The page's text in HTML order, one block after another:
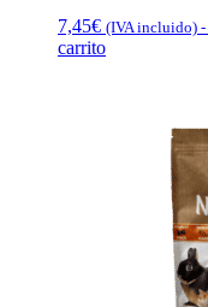
7,45€ (IVA incluido) -
carrito